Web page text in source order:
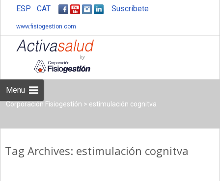
ESP CAT Suscríbete
www.fisiogestion.com
Menu
Corporación Fisiogestión > estimulación cognitva
Tag Archives: estimulación cognitva